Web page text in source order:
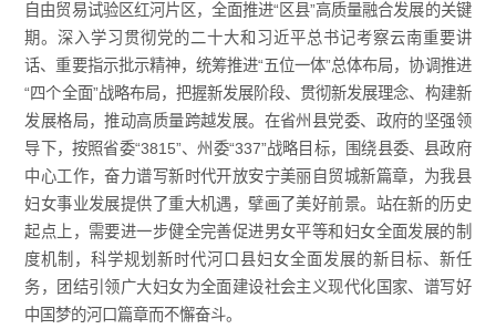
自由贸易试验区红河片区，全面推进“区县”高质量融合发展的关键
期。深入学习贯彻党的二十大和习近平总书记考察云南重要讲
话、重要指示批示精神，统筹推进“五位一体”总体布局，协调推进
“四个全面”战略布局，把握新发展阶段、贯彻新发展理念、构建新
发展格局，推动高质量跨越发展。在省州县党委、政府的坚强领
导下，按照省委“3815”、州委“337”战略目标，围绕县委、县政府
中心工作，奋力谱写新时代开放安宁美丽自贸城新篇章，为我县
妇女事业发展提供了重大机遇，擘画了美好前景。站在新的历史
起点上，需要进一步健全完善促进男女平等和妇女全面发展的制
度机制，科学规划新时代河口县妇女全面发展的新目标、新任
务，团结引领广大妇女为全面建设社会主义现代化国家、谱写好
中国梦的河口篇章而不懈奋斗。